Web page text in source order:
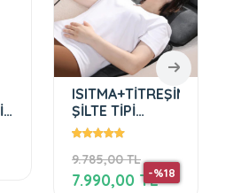
ŞİLTE TİPİ
MASAJ YATAĞI
9.785,00 TL
-%18
7.990,00 TL